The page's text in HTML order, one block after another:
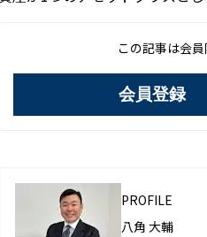
この記事は会
会員登録
PROFILE
八角 大輔